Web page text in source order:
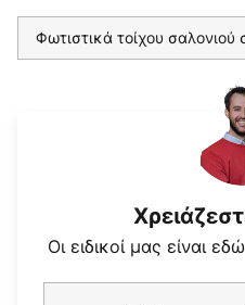
Φωτιστικά τοίχου σαλονιού
Οι ειδικοί μας είναι